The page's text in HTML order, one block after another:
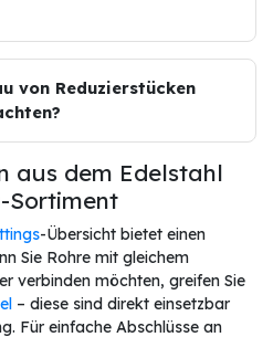
von Reduzierstücken
aus dem Edelstahl
Sortiment
-Übersicht bietet einen
Sie Rohre mit gleichem
verbinden möchten, greifen Sie
– diese sind direkt einsetzbar
Für einfache Abschlüsse an